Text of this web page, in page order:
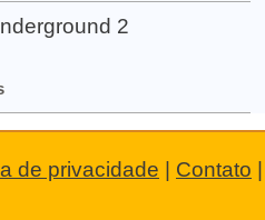
2
de privacidade | Contato |